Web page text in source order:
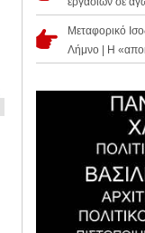
Μεταφορικό
Λήμνο | Η